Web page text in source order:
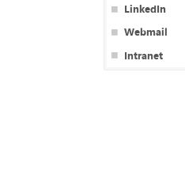
LinkedIn
Webmail
Intranet